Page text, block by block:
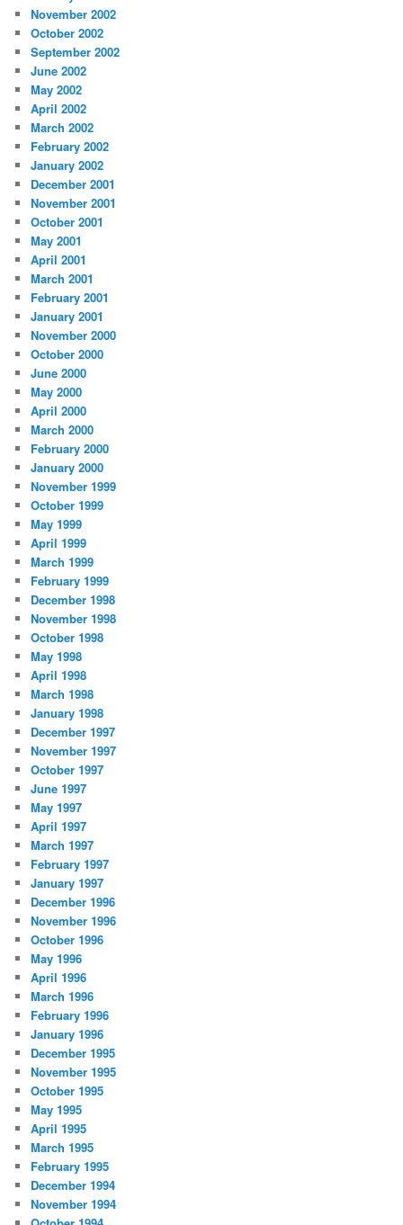
November 2002
October 2002
September 2002
June 2002
May 2002
April 2002
March 2002
February 2002
January 2002
December 2001
November 2001
October 2001
May 2001
April 2001
March 2001
February 2001
January 2001
November 2000
October 2000
June 2000
May 2000
April 2000
March 2000
February 2000
January 2000
November 1999
October 1999
May 1999
April 1999
March 1999
February 1999
December 1998
November 1998
October 1998
May 1998
April 1998
March 1998
January 1998
December 1997
November 1997
October 1997
June 1997
May 1997
April 1997
March 1997
February 1997
January 1997
December 1996
November 1996
October 1996
May 1996
April 1996
March 1996
February 1996
January 1996
December 1995
November 1995
October 1995
May 1995
April 1995
March 1995
February 1995
December 1994
November 1994